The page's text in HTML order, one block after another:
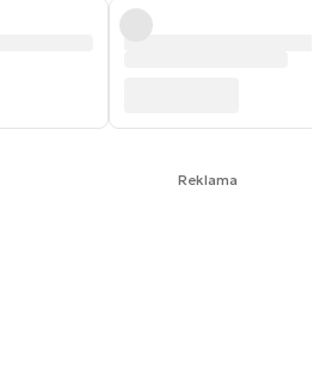
Reklama